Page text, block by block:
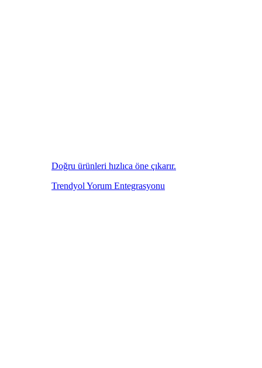
Doğru ürünleri hızlıca öne çıkarır.
Trendyol Yorum Entegrasyonu